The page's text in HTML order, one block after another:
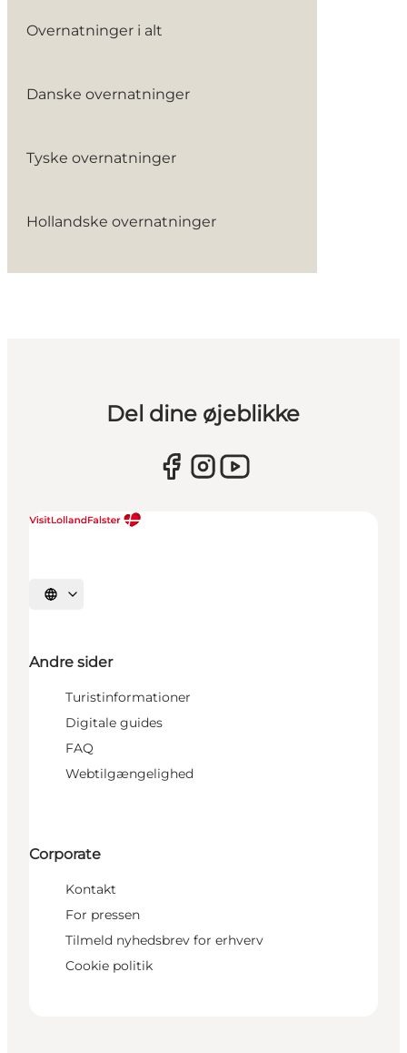
Overnatninger i alt
Danske overnatninger
Tyske overnatninger
Hollandske overnatninger
Del dine øjeblikke
Vælg sprog
Andre sider
Turistinformationer
Digitale guides
FAQ
Webtilgængelighed
Corporate
Kontakt
For pressen
Tilmeld nyhedsbrev for erhverv
Cookie politik